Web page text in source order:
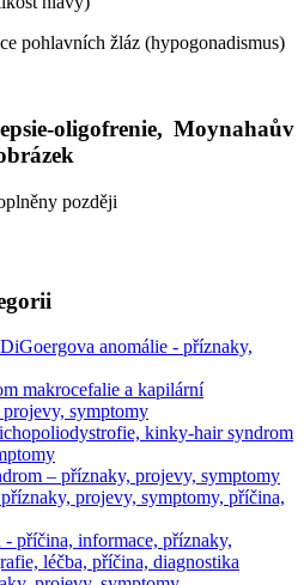
pohlavních žláz (hypogonadismus)
oligofrenie, Moynahaův
později
anomálie - příznaky,
makrocefalie a kapilární
symptomy
kinky-hair syndrom
– příznaky, projevy, symptomy
projevy, symptomy, příčina,
- příčina, informace, příznaky,
léčba, příčina, diagnostika